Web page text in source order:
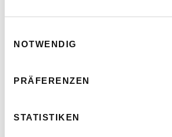
NOTWENDIG
PRÄFERENZEN
STATISTIKEN
Mi 12.8.2026
20.30